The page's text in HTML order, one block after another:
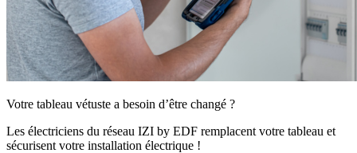
Votre tableau vétuste a besoin d’être changé ?
Les électriciens du réseau IZI by EDF remplacent votre tableau et
sécurisent votre installation électrique !